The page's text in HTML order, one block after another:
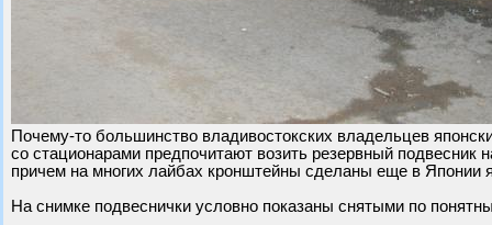
Почему-то большинство владивостокских владельцев
со стационарами предпочитают возить резервный подвесник
причем на многих лайбах кронштейны сделаны еще в Японии
На снимке подвеснички условно показаны снятыми по